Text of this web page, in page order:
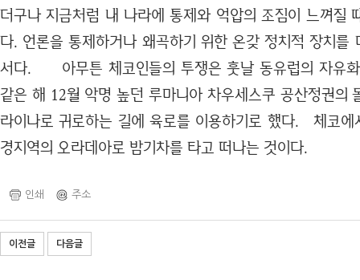
더구나 지금처럼 내 나라에 통제와 억압의 조짐이 느껴질
다. 언론을 통제하거나 왜곡하기 위한 온갖 정치적 장치를
서다. 아무튼 체코인들의 투쟁은 훗날 동유럽의 자유화
같은 해 12월 악명 높던 루마니아 차우세스쿠 공산정권의
라이나로 귀로하는 길에 육로를 이용하기로 했다. 체코
경지역의 오라데아로 밤기차를 타고 떠나는 것이다.
인쇄 주소
이전글 다음글